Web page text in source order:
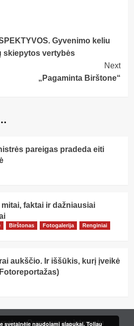
Gyvenimo keliu
skiepytos vertybės
Next
„Pagaminta Birštone“
pareigas pradeda eiti
faktai ir dažniausiai
Birštonas Fotogalerija
Renginiai
aukščio. Ir iššūkis, kurį įveikė
Prenumerata internetu
svetainėje naudojami slapukai. Toliau